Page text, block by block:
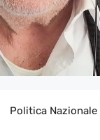
Politica Nazionale